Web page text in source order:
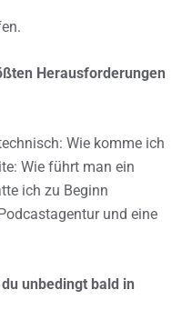
Herausforderungen
Wie komme ich
Wie führt man ein
ich zu Beginn
und eine
unbedingt bald in